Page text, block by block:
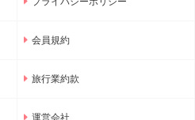
会員規約
旅行業約款
運営会社